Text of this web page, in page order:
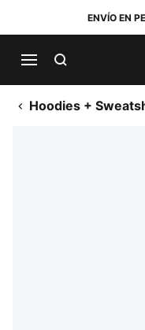
ENVÍO EN
Hoodies +